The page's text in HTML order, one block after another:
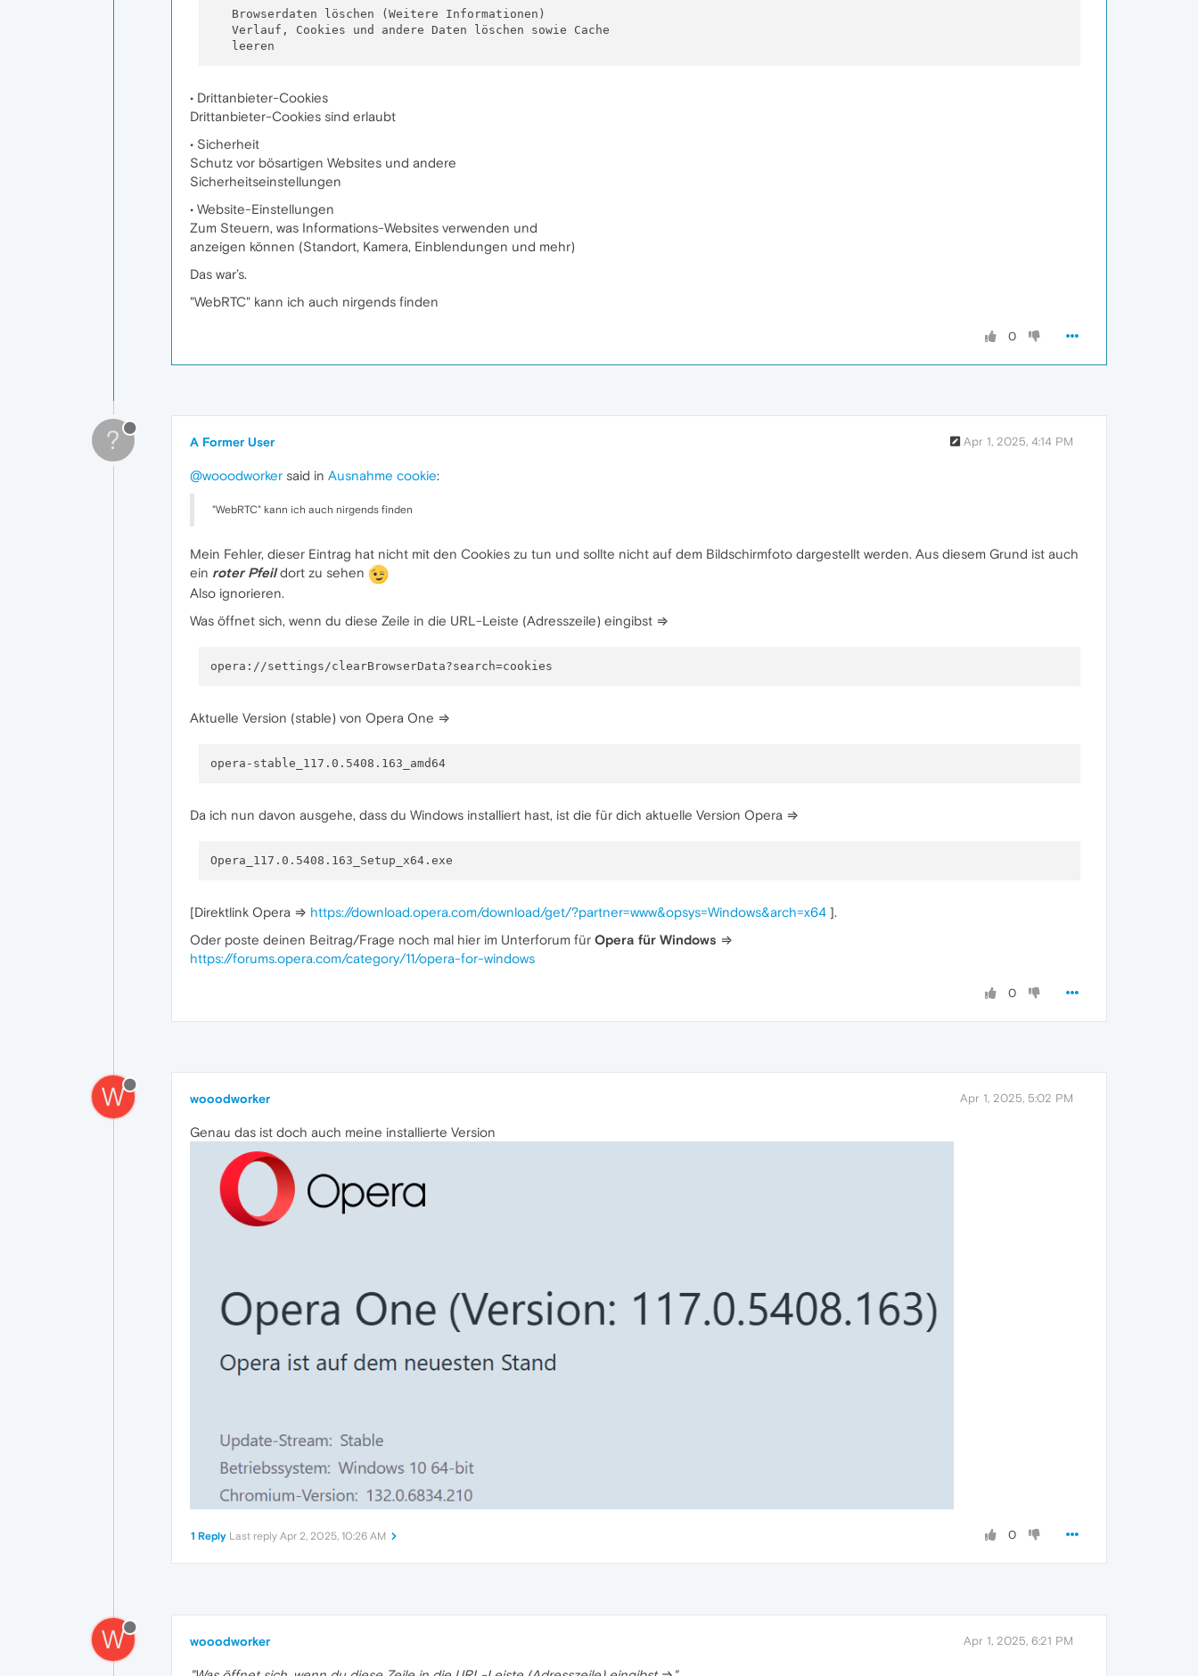
   Browserdaten löschen (Weitere Informationen)
   Verlauf, Cookies und andere Daten löschen sowie Cache
• Drittanbieter-Cookies
Drittanbieter-Cookies sind erlaubt
• Sicherheit
Schutz vor bösartigen Websites und andere
Sicherheitseinstellungen
• Website-Einstellungen
Zum Steuern, was Informations-Websites verwenden und
anzeigen können (Standort, Kamera, Einblendungen und mehr)
Das war’s.
"WebRTC" kann ich auch nirgends finden
0
? A Former User Apr 1, 2025, 4:14 PM
@wooodworker said in Ausnahme cookie:
"WebRTC" kann ich auch nirgends finden
Mein Fehler, dieser Eintrag hat nicht mit den Cookies zu tun und sollte nicht auf dem Bildschirmfoto dargestellt werden. Aus diesem Grund ist auch
ein roter Pfeildort zu sehen
Also ignorieren.
Was öffnet sich, wenn du diese Zeile in die URL-Leiste (Adresszeile) eingibst ⇒
Aktuelle Version (stable) von Opera One ⇒
opera-stable_117.0.5408.163_amd64
Da ich nun davon ausgehe, dass du Windows installiert hast, ist die für dich aktuelle Version Opera ⇒
[Direktlink Opera ⇒ https://download.opera.com/download/get/?partner=www&opsys=Windows&arch=x64 ].
Oder poste deinen Beitrag/Frage noch mal hier im Unterforum für Opera für Windows ⇒
https://forums.opera.com/category/11/opera-for-windows
0
W wooodworker Apr 1, 2025, 5:02 PM
Genau das ist doch auch meine installierte Version
0
1 Reply Last reply Apr 2, 2025, 10:26 AM
W wooodworker Apr 1, 2025, 6:21 PM